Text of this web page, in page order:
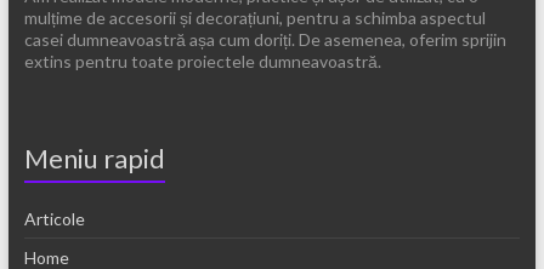
mulțime de accesorii și decorațiuni, pentru a schimba aspectul
casei dumneavoastră așa cum doriți. De asemenea, oferim sprijin
extins pentru toate proiectele dumneavoastră.
Meniu rapid
Articole
Home